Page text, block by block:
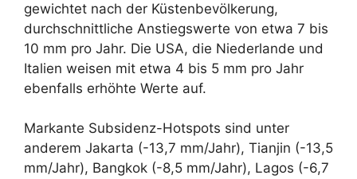
gewichtet nach der Küstenbevölkerung,
durchschnittliche Anstiegswerte von etwa 7 bis
10 mm pro Jahr. Die USA, die Niederlande und
Italien weisen mit etwa 4 bis 5 mm pro Jahr
ebenfalls erhöhte Werte auf.
Markante Subsidenz-Hotspots sind unter
anderem Jakarta (-13,7 mm/Jahr), Tianjin (-13,5
mm/Jahr), Bangkok (-8,5 mm/Jahr), Lagos (-6,7